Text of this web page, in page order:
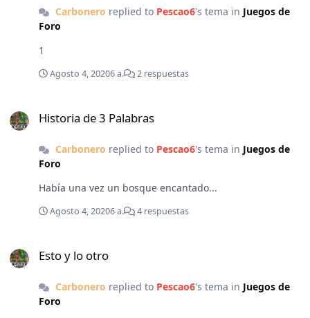
Carbonero replied to Pescao6's tema in Juegos de
Foro
1
Agosto 4, 20206 a. 2 respuestas
Historia de 3 Palabras
Carbonero replied to Pescao6's tema in Juegos de
Foro
Había una vez un bosque encantado...
Agosto 4, 20206 a. 4 respuestas
Esto y lo otro
Carbonero replied to Pescao6's tema in Juegos de
Foro